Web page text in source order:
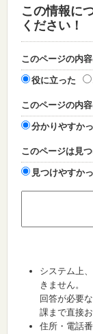
この情報に
ください！
このページの内
役に立った
このページの内
分かりやすか
このページは見
見つけやすか
システム上
きません。
回答が必要
課まで直接
住所・電話